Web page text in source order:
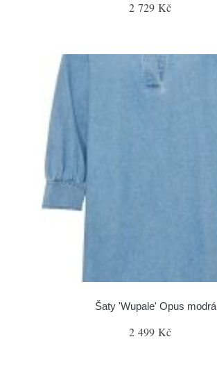
2 729 Kč
Šaty 'Wupale' Opus modrá
2 499 Kč